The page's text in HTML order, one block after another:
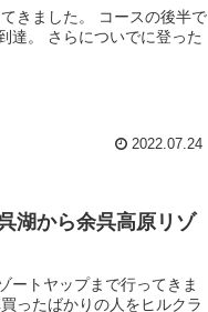
きました。 コースの後半で
達。 さらについでに登った
2022.07.24
湖から余呉高原リゾ
ートヤップまで行ってきま
ったばかりの人をヒルクラ